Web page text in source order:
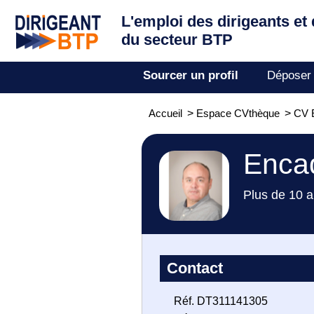
L'emploi des dirigeants et
du secteur BTP
Sourcer un profil
Accueil > Espace CVthèque > CV
Plus de 10
Contact
Réf. DT311141305